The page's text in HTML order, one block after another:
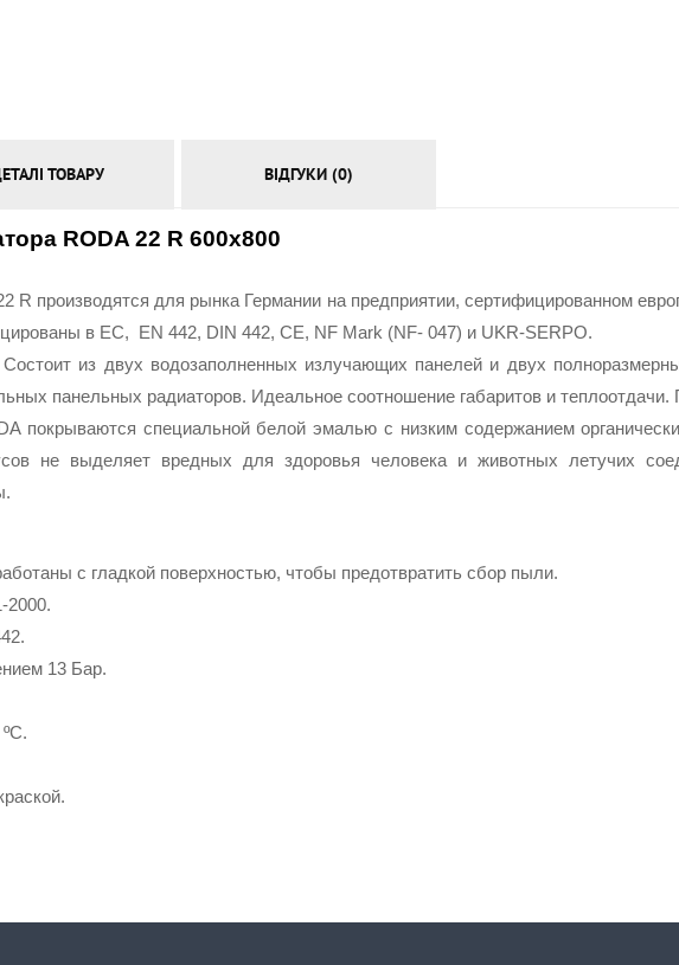
ТОВАРУ ВІДГУКИ (0)
RODA 22 R 600х800
R производятся для рынка Германии на предприятии, сертифицированном
в ЕС,  EN 442, DIN 442, CE, NF Mark (NF- 047) и UKR-SERPO.
из двух водозаполненных излучающих панелей и двух
панельных радиаторов. Идеальное соотношение габаритов и
покрываются специальной белой эмалью с низким содержанием
не выделяет вредных для здоровья человека и животных летучих
с гладкой поверхностью, чтобы предотвратить сбор пыли.
2000.
13 Бар.